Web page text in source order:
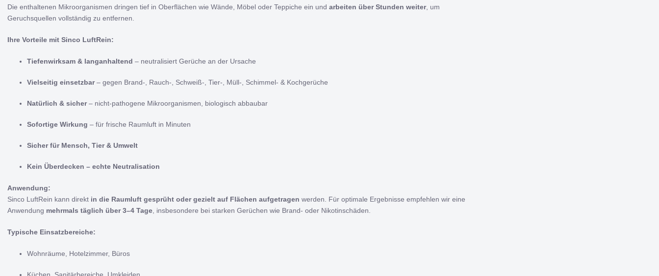
Die enthaltenen Mikroorganismen dringen tief in Oberflächen wie Wände, Möbel oder Teppiche ein und arbeiten über Stunden weiter, um
Geruchsquellen vollständig zu entfernen.
Ihre Vorteile mit Sinco LuftRein:
Tiefenwirksam & langanhaltend – neutralisiert Gerüche an der Ursache
Vielseitig einsetzbar– gegen Brand-, Rauch-, Schweiß-, Tier-, Müll-, Schimmel- & Kochgerüche
Natürlich & sicher– nicht-pathogene Mikroorganismen, biologisch abbaubar
Sofortige Wirkung – für frische Raumluft in Minuten
Sicher für Mensch, Tier & Umwelt
Kein Überdecken – echte Neutralisation
Anwendung:
Sinco LuftRein kann direkt in die Raumluft gesprüht oder gezielt auf Flächen aufgetragen werden. Für optimale Ergebnisse empfehlen wir eine
Anwendung mehrmals täglich über 3–4 Tage , insbesondere bei starken Gerüchen wie Brand- oder Nikotinschäden.
Typische Einsatzbereiche:
Wohnräume, Hotelzimmer, Büros